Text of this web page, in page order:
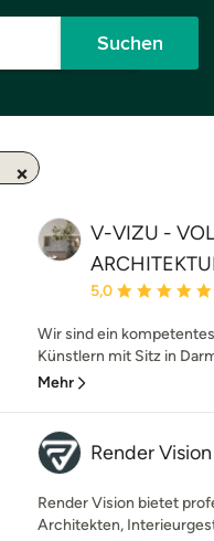
Suchen
V-VIZU -
Durchschnittliche
5,0
Wir sind ein
Künstlern mit Sitz in
Mehr
Render Vision
Render Vision bietet
Architekten,